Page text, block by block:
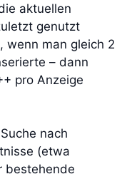
aktuellen
genutzt
wenn man gleich 2
– dann
pro Anzeige
nach
(etwa
bestehende